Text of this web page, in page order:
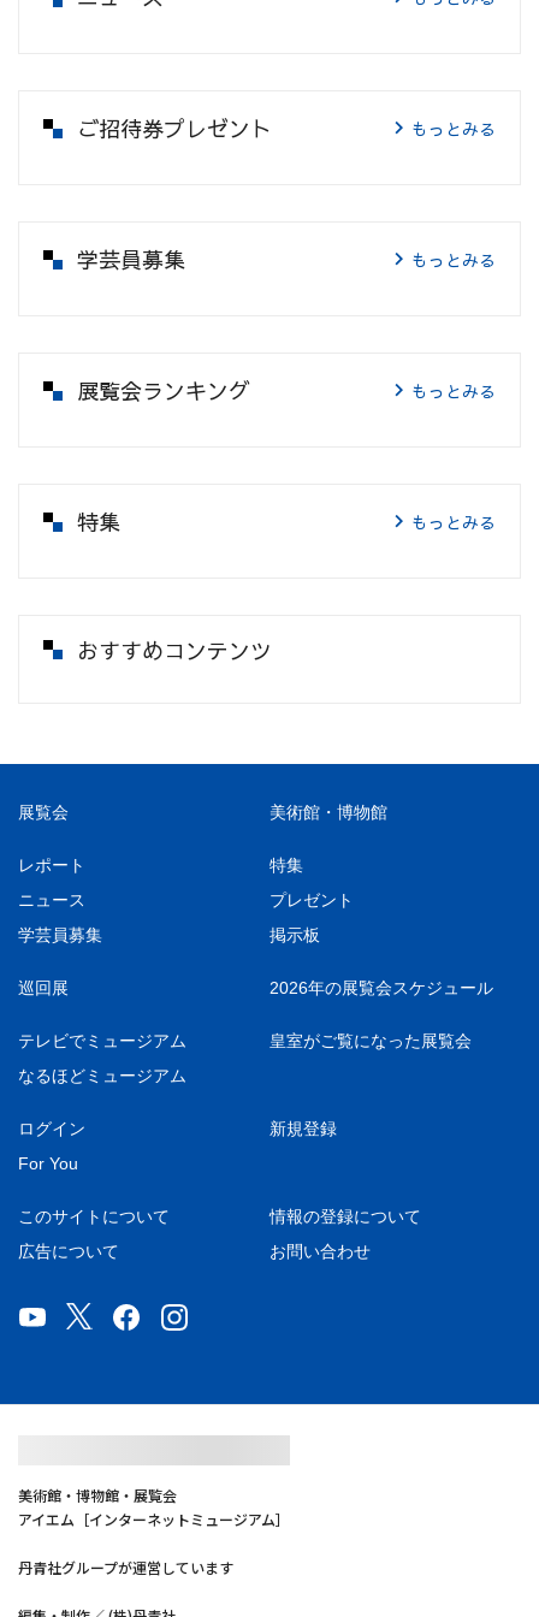
ご招待券プレゼント もっとみる
学芸員募集 もっとみる
展覧会ランキング もっとみる
特集 もっとみる
おすすめコンテンツ
展覧会 美術館・博物館
レポート
特集
ニュース
プレゼント
学芸員募集
掲示板
巡回展 2026年の展覧会スケジュール
テレビでミュージアム
皇室がご覧になった展覧会
なるほどミュージアム
ログイン
新規登録
For You
このサイトについて
情報の登録について
広告について
お問い合わせ
美術館・博物館・展覧会
アイエム［インターネットミュージアム］
丹青社グループが運営しています